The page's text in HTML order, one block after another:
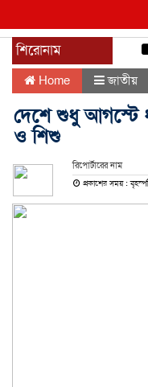
শিরোনাম
Home জাতীয়
দেশে শুধু আগস্টে
ও শিশু
রিপোর্টারের নাম
প্রকাশের সময় :